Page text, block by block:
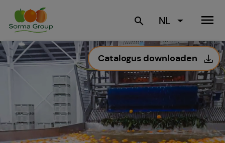
search NL menu
Catalogus downloaden